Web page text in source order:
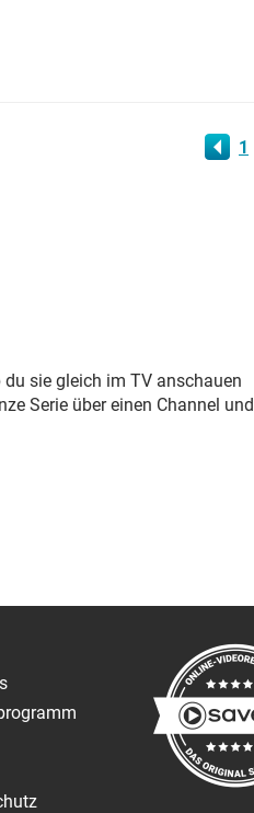
1
sie gleich im TV anschauen
Serie über einen Channel und